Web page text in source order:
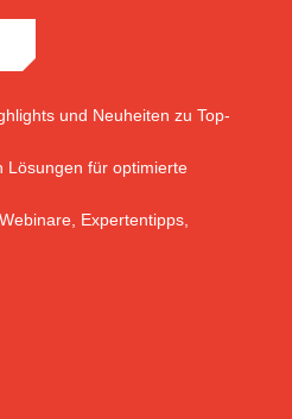
und Neuheiten zu Top-
Lösungen für optimierte
Expertentipps,